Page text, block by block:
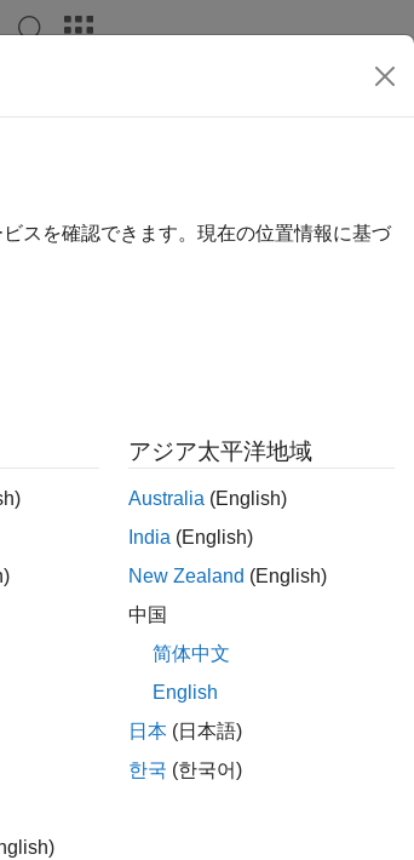
。確率変数は、相互に関連がある場合があり
ジェクト、分布関数、対話型アプリなど、
混合ガウス モデルの作成
スを確認できます。現在の位置情報に基づ
アジア太平洋地域
Australia (English)
India (English)
New Zealand (English)
中国
简体中文
English
日本 (日本語)
한국 (한국어)